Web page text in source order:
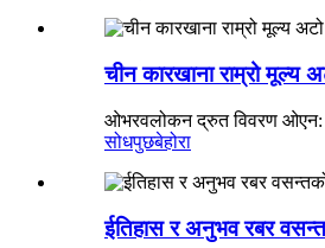
चीन कारखाना राम्रो मूल्य
ओभरवलोकन द्रुत विवरण ओएन:
सोधपुछबेहोरा
ईतिहास र अनुभव रबर